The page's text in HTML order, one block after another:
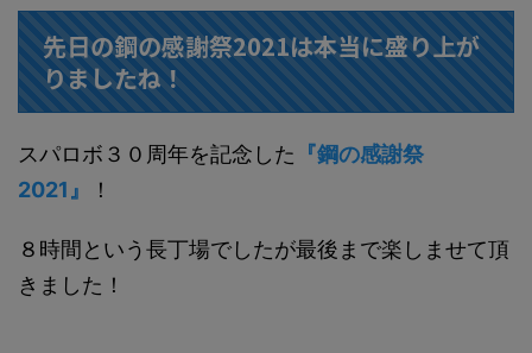
先日の鋼の感謝祭2021は本当に盛り上が
りましたね！
スパロボ３０周年を記念した 『鋼の感謝祭
2021』
！
８時間という長丁場でしたが最後まで楽しませて頂
きました！